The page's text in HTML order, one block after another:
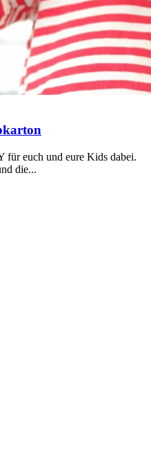
für euch und eure Kids dabei.
die...